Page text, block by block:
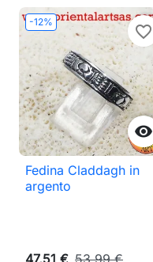
-12%

favorite_border
Fedina Claddagh in
argento
47,51 € 53,99 €